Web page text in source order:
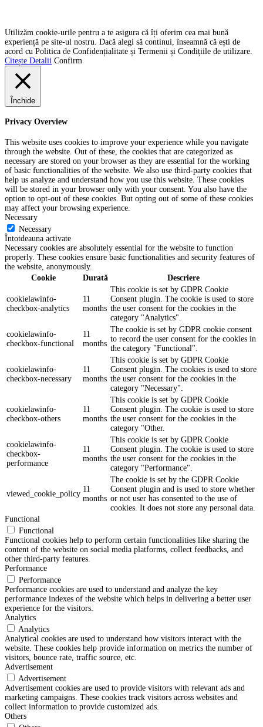
Utilizăm cookie-urile pentru a te asigura că îți oferim cea mai bună
experiență pe site-ul nostru. Dacă alegi să continui, înseamnă că ești de
acord cu Politica de Confidențialitate și Termenii și Condițiile de utilizare.
Citește Detalii Confirm
Închide
Privacy Overview
This website uses cookies to improve your experience while you navigate
through the website. Out of these, the cookies that are categorized as
necessary are stored on your browser as they are essential for the working
of basic functionalities of the website. We also use third-party cookies that
help us analyze and understand how you use this website. These cookies
will be stored in your browser only with your consent. You also have the
option to opt-out of these cookies. But opting out of some of these cookies
may affect your browsing experience.
Necessary
Necessary
Întotdeauna activate
Necessary cookies are absolutely essential for the website to function
properly. These cookies ensure basic functionalities and security features of
the website, anonymously.
Cookie
Durată Descriere
cookielawinfo-
checkbox-analytics
11
months
This cookie is set by GDPR Cookie
Consent plugin. The cookie is used to store
the user consent for the cookies in the
category "Analytics".
cookielawinfo-
checkbox-functional
11
months
The cookie is set by GDPR cookie consent
to record the user consent for the cookies in
the category "Functional".
cookielawinfo-
checkbox-necessary
11
months
This cookie is set by GDPR Cookie
Consent plugin. The cookies is used to store
the user consent for the cookies in the
category "Necessary".
cookielawinfo-
checkbox-others
11
months
This cookie is set by GDPR Cookie
Consent plugin. The cookie is used to store
the user consent for the cookies in the
category "Other.
cookielawinfo-
checkbox-
performance
11
months
This cookie is set by GDPR Cookie
Consent plugin. The cookie is used to store
the user consent for the cookies in the
category "Performance".
viewed_cookie_policy
11
months
The cookie is set by the GDPR Cookie
Consent plugin and is used to store whether
or not user has consented to the use of
cookies. It does not store any personal data.
Functional
Functional
Functional cookies help to perform certain functionalities like sharing the
content of the website on social media platforms, collect feedbacks, and
other third-party features.
Performance
Performance
Performance cookies are used to understand and analyze the key
performance indexes of the website which helps in delivering a better user
experience for the visitors.
Analytics
Analytics
Analytical cookies are used to understand how visitors interact with the
website. These cookies help provide information on metrics the number of
visitors, bounce rate, traffic source, etc.
Advertisement
Advertisement
Advertisement cookies are used to provide visitors with relevant ads and
marketing campaigns. These cookies track visitors across websites and
collect information to provide customized ads.
Others